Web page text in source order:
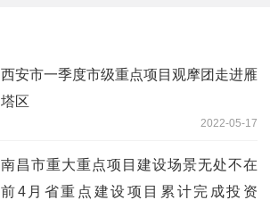
西安市一季度市级重点项目观摩团走进雁
塔区
2022-05-17
南昌市重大重点项目建设场景无处不在
前4月省重点建设项目累计完成投资